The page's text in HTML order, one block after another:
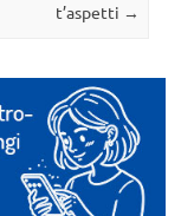
t’aspetti →